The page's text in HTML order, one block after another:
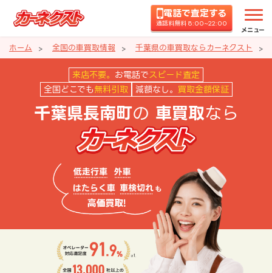
電話で査定する
通話料無料 8:00~22:00
メニュー
ホーム 全国の車買取情報 千葉県の車買取ならカーネクスト
千葉県長南町の車買取ならカー
来店不要。 お電話で スピード査定
全国どこでも 無料引取 減額なし。 買取金額保証
千葉県長南町の 車買取なら